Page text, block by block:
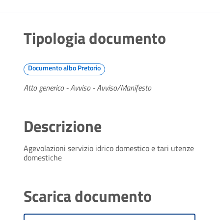
Tipologia documento
Documento albo Pretorio
Atto generico - Avviso - Avviso/Manifesto
Descrizione
Agevolazioni servizio idrico domestico e tari utenze
domestiche
Scarica documento